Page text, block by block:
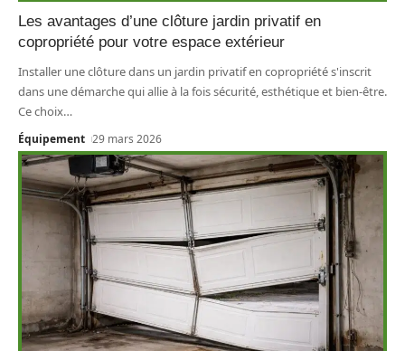
Les avantages d’une clôture jardin privatif en
copropriété pour votre espace extérieur
Installer une clôture dans un jardin privatif en copropriété s'inscrit
dans une démarche qui allie à la fois sécurité, esthétique et bien-être.
Ce choix…
Équipement 29 mars 2026